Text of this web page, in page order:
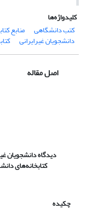
کلیدواژه‌ها
کتب دانشگاهی
منابع
دانشجویان غیرایرانی
اصل مقاله
دیدگاه دانشجویان
کتابخانه‌های
چکیده